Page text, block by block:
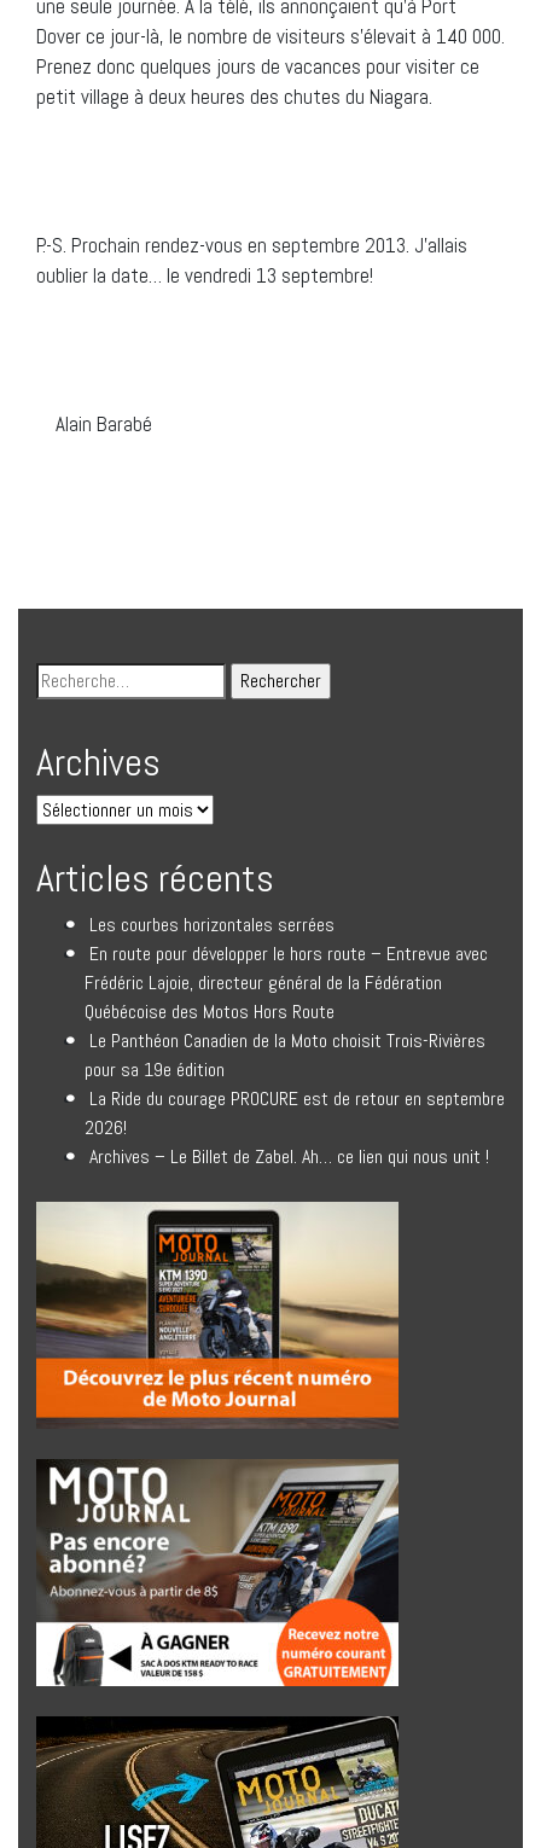
une seule journée. À la télé, ils annonçaient qu’à Port
Dover ce jour-là, le nombre de visiteurs s’élevait à 140 000.
Prenez donc quelques jours de vacances pour visiter ce
petit village à deux heures des chutes du Niagara.
P.-S. Prochain rendez-vous en septembre 2013. J’allais
oublier la date… le vendredi 13 septembre!
Alain Barabé
Archives
Articles récents
Les courbes horizontales serrées
En route pour développer le hors route – Entrevue avec
Frédéric Lajoie, directeur général de la Fédération
Québécoise des Motos Hors Route
Le Panthéon Canadien de la Moto choisit Trois-Rivières
pour sa 19e édition
La Ride du courage PROCURE est de retour en septembre
2026!
Archives – Le Billet de Zabel. Ah… ce lien qui nous unit !